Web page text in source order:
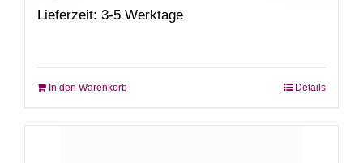
Lieferzeit: 3-5 Werktage
In den Warenkorb Details